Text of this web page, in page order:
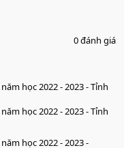
0 đánh giá
học 2022 - 2023 - Tỉnh
học 2022 - 2023 - Tỉnh
học 2022 - 2023 -